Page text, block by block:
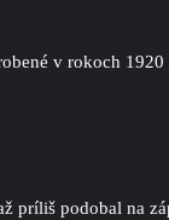
v rokoch
príliš podobal na